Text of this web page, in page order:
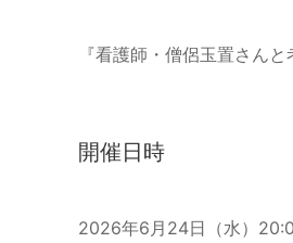
『看護師・僧侶玉置さん
開催日時
2026年6月24日（水）